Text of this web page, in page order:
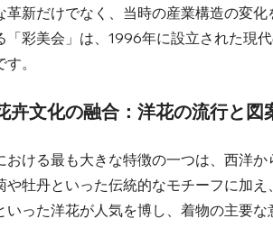
新だけでなく、当時の産業構造の変
「彩美会」は、1996年に設立された現
す。
卉文化の融合：洋花の流行と図
おける最も大きな特徴の一つは、西洋
や牡丹といった伝統的なモチーフに加
いった洋花が人気を博し、着物の主要